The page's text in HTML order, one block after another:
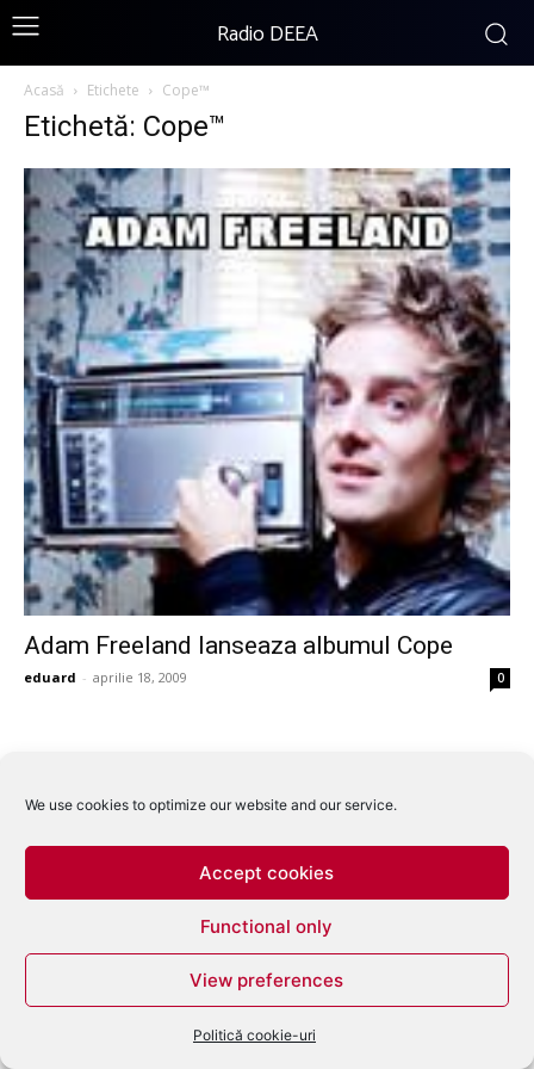
We use cookies to optimize our website and our service.
Accept cookies
Functional only
View preferences
Politică cookie-uri
Radio DEEA
Acasă Etichete Cope™
Etichetă: Cope™
Adam Freeland lanseaza albumul Cope
eduard - aprilie 18, 2009 0